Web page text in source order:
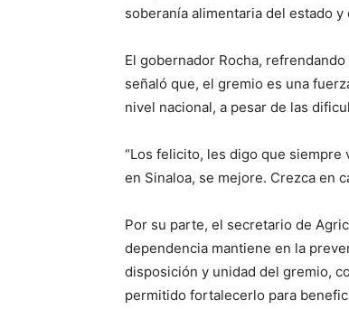
soberanía alimentaria del estado y
El gobernador Rocha,
señaló que, el gremio es una
nivel nacional, a pesar de las
“Los felicito, les digo que siempre
en Sinaloa, se mejore. Crezca en
Por su parte, el secretario de
dependencia mantiene en la
disposición y unidad del gremio,
permitido fortalecerlo para